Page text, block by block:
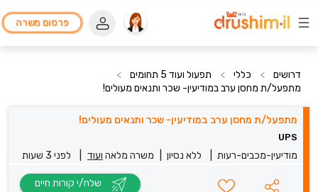
פרסום משרה
דרושים > כללי > תפעול ועוד 5 תחומים
>
מתפעל/ת מחסן ערב במודיעין- שכר ותנאים מעולים!
מתפעל/ת מחסן ערב במודיעין- שכר ותנאים מעולים!
UPS
מודיעין-מכבים-רעות ללא נסיון משרה מלאה ועוד לפני 3 שעות